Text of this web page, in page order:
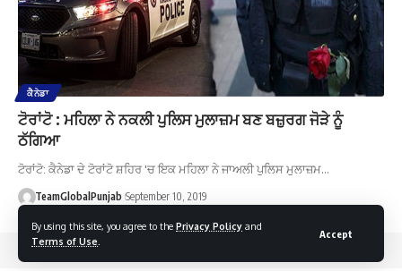
By using this site, you agree to the Privacy Policy and
Terms of Use
Accept
ਕੈਨੇਡਾ
ਟੋਰਾਂਟੋ : ਮਹਿਲਾ ਨੇ ਨਕਲੀ ਪੁਲਿਸ ਮੁਲਾਜ਼ਮ ਬਣ ਬਜ਼ੁਰਗ ਜੋੜੇ ਨੂੰ
ਠੱਗਿਆ
ਟੋਰਾਂਟੋ: ਕੈਨੇਡਾ ਦੇ ਟੋਰਾਂਟੋ ਸ਼ਹਿਰ 'ਚ ਇਕ ਮਹਿਲਾ ਨੇ ਜਾਅਲੀ ਪੁਲਿਸ ਮੁਲਾਜ਼ਮ…
TeamGlobalPunjab September 10, 2019